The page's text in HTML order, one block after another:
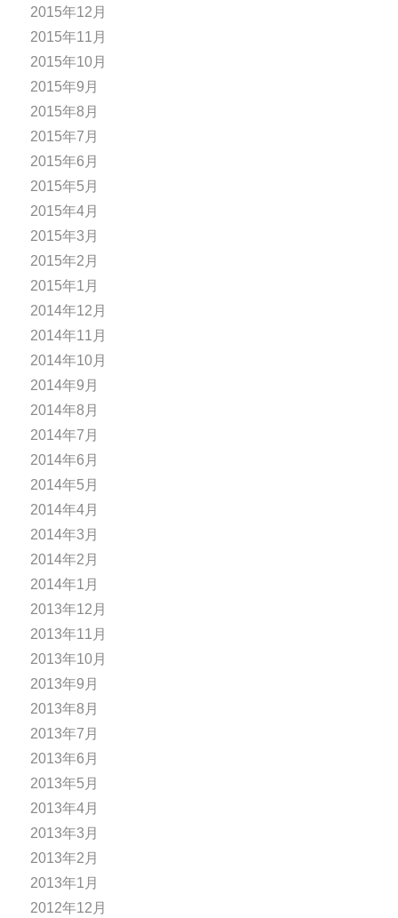
2015年12月
2015年11月
2015年10月
2015年9月
2015年8月
2015年7月
2015年6月
2015年5月
2015年4月
2015年3月
2015年2月
2015年1月
2014年12月
2014年11月
2014年10月
2014年9月
2014年8月
2014年7月
2014年6月
2014年5月
2014年4月
2014年3月
2014年2月
2014年1月
2013年12月
2013年11月
2013年10月
2013年9月
2013年8月
2013年7月
2013年6月
2013年5月
2013年4月
2013年3月
2013年2月
2013年1月
2012年12月